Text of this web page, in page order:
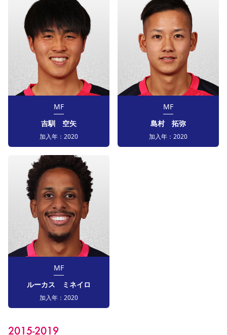
MF
吉馴 空矢
加入年： 2020
MF
島村 拓弥
加入年： 2020
MF
ルーカス ミネイロ
加入年： 2020
2015-2019